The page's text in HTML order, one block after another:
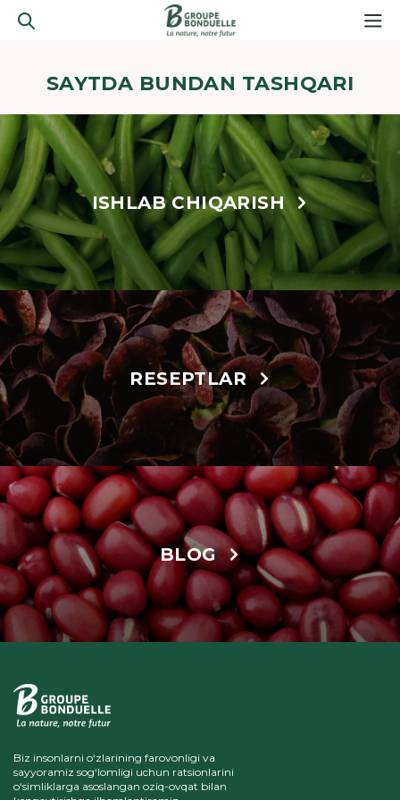
SAYTDA BUNDAN TASHQARI
ISHLAB CHIQARISH
RESEPTLAR
BLOG
Biz insonlarni o‘zlarining farovonligi va
sayyoramiz sog‘lomligi uchun ratsionlarini
o‘simliklarga asoslangan oziq-ovqat bilan